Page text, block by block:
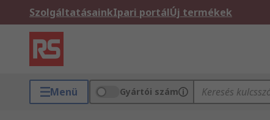
SzolgáltatásainkIpari portálÚj termékek
Menü Gyártói szám